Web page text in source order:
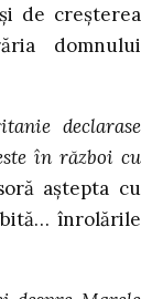
de creșterea
domnului
declarase
în război cu
aștepta cu
înrolările